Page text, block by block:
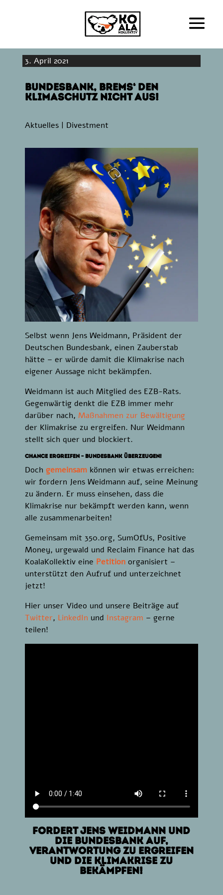
3. April 2021
Bundesbank, Brems‘ den
Klimaschutz nicht aus!
Aktuelles| Divestment
Selbst wenn Jens Weidmann, Präsident der
Deutschen Bundesbank, einen Zauberstab
hätte – er würde damit die Klimakrise nach
eigener Aussage nicht bekämpfen.
Weidmann ist auch Mitglied des EZB-Rats.
Gegenwärtig denkt die EZB immer mehr
darüber nach, Maßnahmen zur Bewältigung
der Klimakrise zu ergreifen. Nur Weidmann
stellt sich quer und blockiert.
Chance ergreifen – Bundesbank überzeugen!
Doch gemeinsamkönnen wir etwas erreichen:
wir fordern Jens Weidmann auf, seine Meinung
zu ändern. Er muss einsehen, dass die
Klimakrise nur bekämpft werden kann, wenn
alle zusammenarbeiten!
Gemeinsam mit 350.org, SumOfUs, Positive
Money, urgewald und Reclaim Finance hat das
KoalaKollektiv eine Petitionorganisiert –
unterstützt den Aufruf und unterzeichnet
jetzt!
Hier unser Video und unsere Beiträge auf
Twitter, LinkedIn und Instagram – gerne
teilen!
Fordert Jens Weidmann und
die Bundesbank auf,
Verantwortung zu ergreifen
und die Klimakrise zu
bekämpfen!